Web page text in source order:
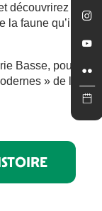
découvrirez la
la faune qu’il
Basse, pour
» de la